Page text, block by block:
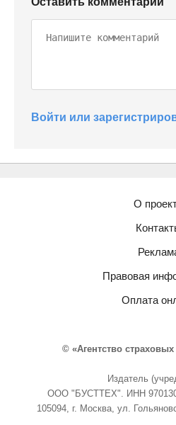
Войти или
О
Правовая
Оплата
© «Агентство
Издатель
ООО "БУСТТЕХ". ИНН
105094, г. Москва, ул.